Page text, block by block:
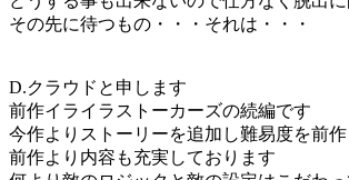
その先に待つもの・・・それは・・・
D.クラウドと申します
前作イライラストーカーズの続編です
今作よりストーリーを追加し難易度を前
前作より内容も充実しております